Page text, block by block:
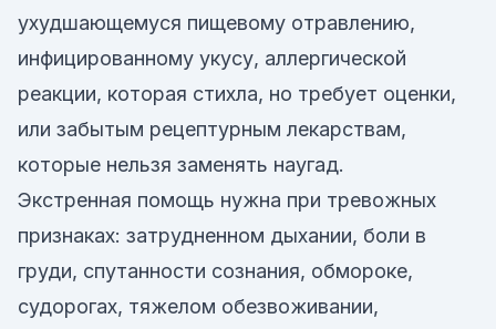
ухудшающемуся пищевому отравлению,
инфицированному укусу, аллергической
реакции, которая стихла, но требует оценки,
или забытым рецептурным лекарствам,
которые нельзя заменять наугад.
Экстренная помощь нужна при тревожных
признаках: затрудненном дыхании, боли в
груди, спутанности сознания, обмороке,
судорогах, тяжелом обезвоживании,